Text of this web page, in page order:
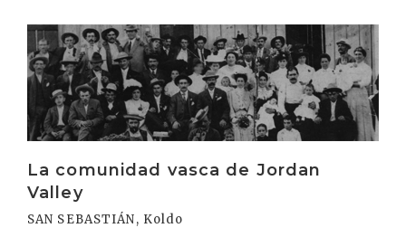
La comunidad vasca de Jordan
Valley
SAN SEBASTIÁN, Koldo
Irakurri